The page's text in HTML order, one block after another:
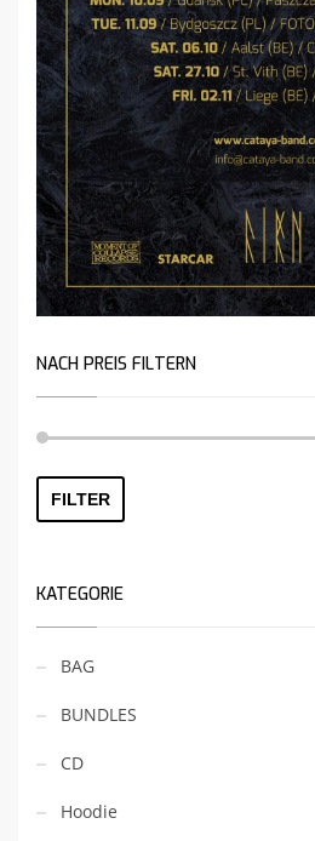
NACH PREIS FILTERN
FILTER
KATEGORIE
BAG
BUNDLES
CD
Hoodie